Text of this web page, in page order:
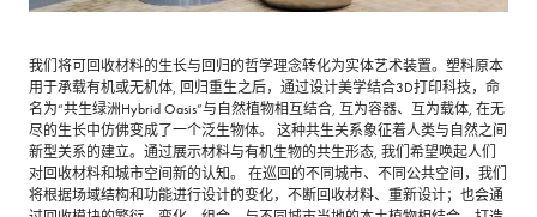
我们将可回收材料的生长与回归的哲学理念转化为实体艺术装置。塑料原本
用于承载有机或无机体, 回归重生之后，通过设计美学结合3D打印科技，命
名为“共生绿洲Hybrid Oasis”与自然植物相互结合, 互为容器、互为载体, 在无
尽的生长中仿佛变成了一个泛生物体。 这种共生关系象征着人类与自然之间
新型关系的建立。通过展示材料与有机生物的共生形态, 我们希望唤起人们
对回收材料和城市空间新的认知。 在巡回的不同城市、不同公共空间，我们
将根据场域结构和功能进行设计的变化，不断回收材料、重新设计；也会通